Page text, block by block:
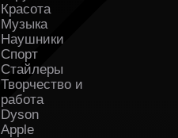
Красота
Музыка
Наушники
Спорт
Стайлеры
Творчество и
работа
Dyson
Apple